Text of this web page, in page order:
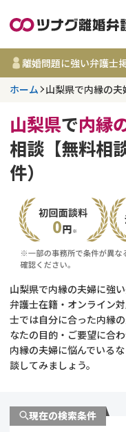
離婚問題に強い弁護士
ホーム 山梨県で内縁の
山梨県で内縁
相談【無料相
件）
山梨県で内縁の夫婦に強
弁護士在籍・オンライン
士では自分に合った内縁
なたの目的・ご要望に合
内縁の夫婦に悩んでいる
談してみましょう。
現在の検索条件